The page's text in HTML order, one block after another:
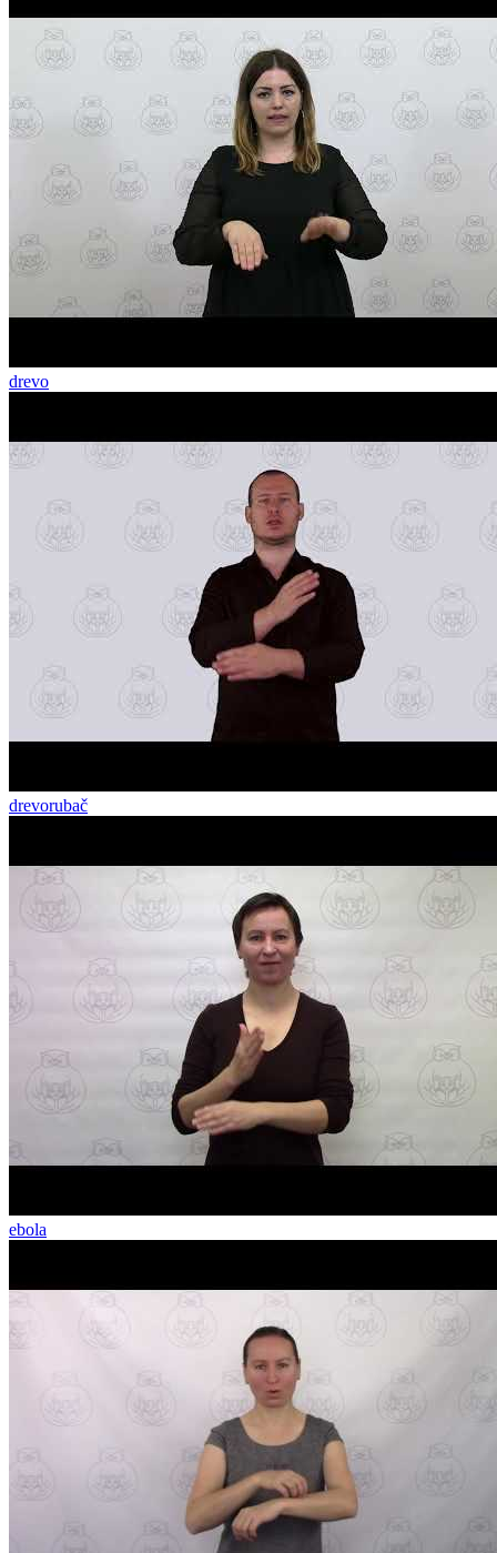
drevo
drevorubač
ebola